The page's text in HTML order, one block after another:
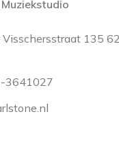
Visschersstraat 135
3641027